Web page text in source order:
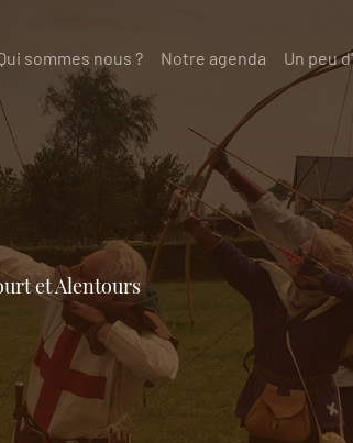
sommes nous ? Notre agenda Un peu
et Alentours